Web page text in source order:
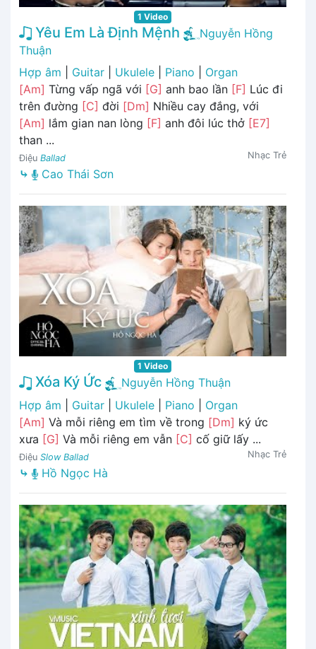
1 Video
Yêu Em Là Định Mệnh
Nguyễn Hồng
Thuận
Hợp âm
Guitar Ukulele Piano
Organ
[Am] Từng vấp ngã với [G] anh bao lần [F] Lúc đi
trên đường [C] đời [Dm] Nhiều cay đắng, với
[Am] lắm gian nan lòng [F] anh đôi lúc thở [E7]
than ...
Điệu Ballad Nhạc Trẻ
⤷ Cao Thái Sơn
1 Video
Xóa Ký Ức
Nguyễn Hồng Thuận
Hợp âm
Guitar Ukulele Piano
Organ
[Am] Và mỗi riêng em tìm về trong [Dm] ký ức
xưa [G] Và mỗi riêng em vẫn [C] cố giữ lấy ...
Điệu Slow Ballad Nhạc Trẻ
⤷ Hồ Ngọc Hà